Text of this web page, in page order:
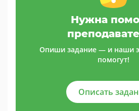
Нужна
Опиши задание — и наши
помогут!
Описать